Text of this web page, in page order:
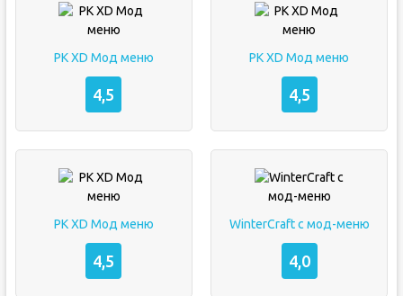
PK XD Мод меню
4,5
PK XD Мод меню
4,5
PK XD Мод меню
4,5
WinterCraft с мод-меню
4,0